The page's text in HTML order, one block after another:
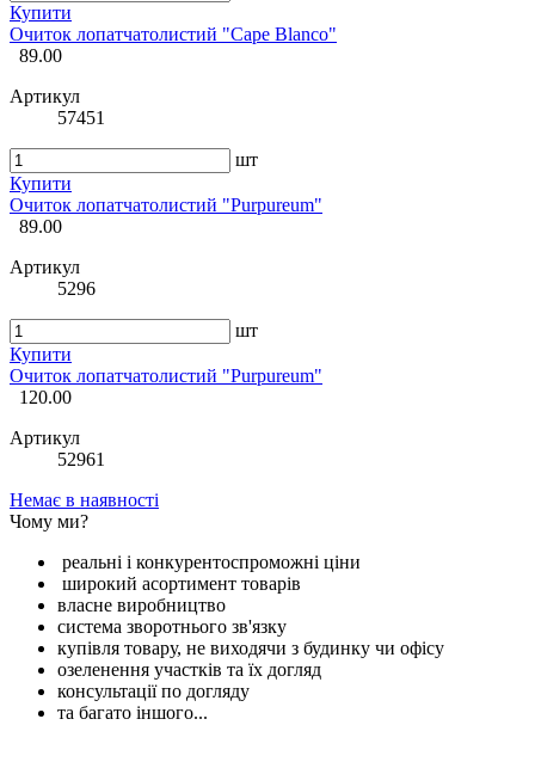
Купити
Очиток лопатчатолистий "Cape Blanco"
89.00
Артикул
57451
шт
Купити
Очиток лопатчатолистий "Purpureum"
89.00
Артикул
5296
шт
Купити
Очиток лопатчатолистий "Purpureum"
120.00
Артикул
52961
Немає в наявності
Чому ми?
реальні і конкурентоспроможні ціни
широкий асортимент товарів
власне виробництво
система зворотнього зв'язку
купівля товару, не виходячи з будинку чи офісу
озеленення участків та їх догляд
консультації по догляду
та багато іншого...